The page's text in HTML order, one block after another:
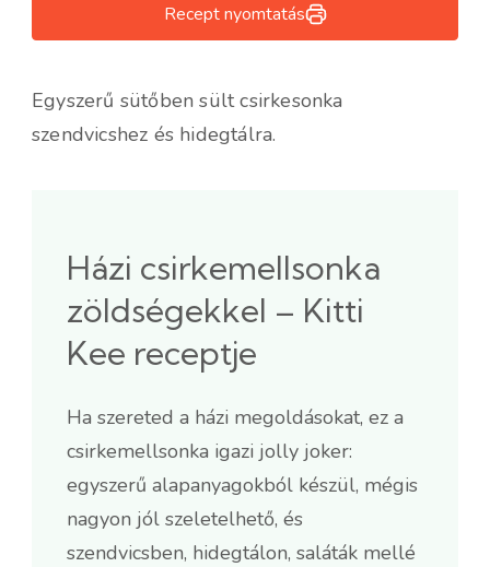
Recept nyomtatás
Egyszerű sütőben sült csirkesonka
szendvicshez és hidegtálra.
Házi csirkemellsonka
zöldségekkel – Kitti
Kee receptje
Ha szereted a házi megoldásokat, ez a
csirkemellsonka igazi jolly joker:
egyszerű alapanyagokból készül, mégis
nagyon jól szeletelhető, és
szendvicsben, hidegtálon, saláták mellé